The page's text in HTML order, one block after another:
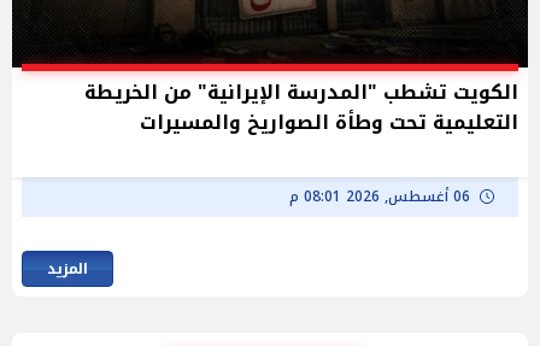
الكويت تشطب "المدرسة الإيرانية" من الخريطة
التعليمية تحت وطأة الصواريخ والمسيرات
06 أغسطس, 2026 08:01 م
المزيد